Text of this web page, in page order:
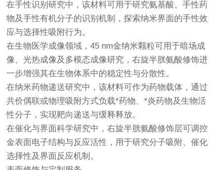
在手性识别研究中，该材料可用于研究氨基酸、手性药
物及手性有机分子的识别机制，探索纳米界面的手性效
应与选择性吸附行为。
在生物医学成像领域，45 nm金纳米颗粒可用于暗场成
像、光热成像及多模态成像研究，右旋半胱氨酸修饰进
一步增强其在生物体系中的稳定性与分散性。
在纳米药物递送研究中，该材料可作为药物载体，通过
共价偶联或物理吸附方式负载*药物、*炎药物及生物活
性分子，实现靶向递送与缓释释放。
在催化与界面科学研究中，右旋半胱氨酸修饰层可调控
金表面电子结构与反应活性，用于研究分子吸附、催化
选择性及界面反应机制。